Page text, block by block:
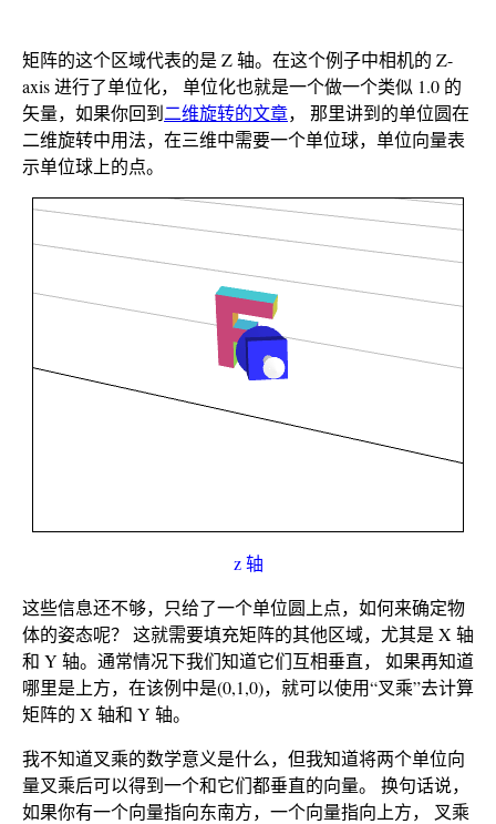
矩阵的这个区域代表的是 Z 轴。在这个例子中相机的 Z-
axis 进行了单位化， 单位化也就是一个做一个类似 1.0 的
矢量，如果你回到二维旋转的文章， 那里讲到的单位圆在
二维旋转中用法，在三维中需要一个单位球，单位向量表
示单位球上的点。
z 轴
这些信息还不够，只给了一个单位圆上点，如何来确定物
体的姿态呢？ 这就需要填充矩阵的其他区域，尤其是 X 轴
和 Y 轴。通常情况下我们知道它们互相垂直， 如果再知道
哪里是上方，在该例中是(0,1,0)，就可以使用“叉乘”去计算
矩阵的 X 轴和 Y 轴。
我不知道叉乘的数学意义是什么，但我知道将两个单位向
量叉乘后可以得到一个和它们都垂直的向量。 换句话说，
如果你有一个向量指向东南方，一个向量指向上方， 叉乘